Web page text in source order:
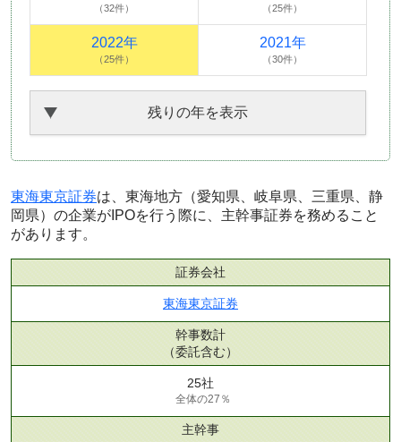
（32件） （25件）
2022年
（25件）
2021年
（30件）
残りの年を表示
東海東京証券は、東海地方（愛知県、岐阜県、三重県、静
岡県）の企業がIPOを行う際に、主幹事証券を務めること
があります。
証券会社
東海東京証券
幹事数計
（委託含む）
25社
全体の27％
主幹事